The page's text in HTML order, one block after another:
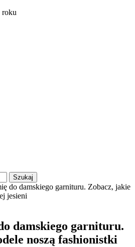
roku
do damskiego garnituru. Zobacz, jakie
jesieni
damskiego garnituru.
noszą fashionistki